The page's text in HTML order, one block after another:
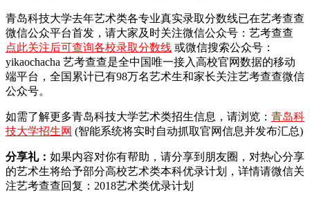
青岛科技大学去年艺术类各专业真实录取分数线已在艺考查查
微信公众平台首发， 请大家及时关注微信公众号：艺考查查
点此关注后可查询各校录取分数线 或微信搜索公众号：
yikaochacha 艺考查查是全中国唯一接入高校官网数据的移动
端平台，全国累计已有98万名艺术生和家长关注艺考查查微信
公众号。
如需了解更多青岛科技大学艺术类招生信息，请浏览： 青岛科
技大学招生网 (智能系统将实时自动抓取官网信息并发布汇总)
分享礼： 如果内容对你有帮助，请分享到朋友圈，对热心分享
的艺术生将给予部分高校艺术类本科优录计划，详情请微信关
注艺考查查回复：2018艺术类优录计划